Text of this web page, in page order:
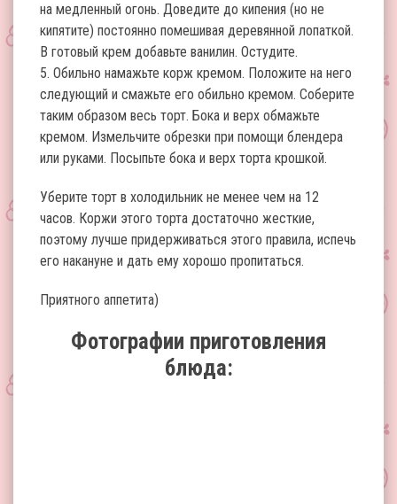
на медленный огонь. Доведите до кипения (но не
кипятите) постоянно помешивая деревянной лопаткой.
В готовый крем добавьте ванилин. Остудите.
5. Обильно намажьте корж кремом. Положите на него
следующий и смажьте его обильно кремом. Соберите
таким образом весь торт. Бока и верх обмажьте
кремом. Измельчите обрезки при помощи блендера
или руками. Посыпьте бока и верх торта крошкой.
Уберите торт в холодильник не менее чем на 12
часов. Коржи этого торта достаточно жесткие,
поэтому лучше придерживаться этого правила, испечь
его накануне и дать ему хорошо пропитаться.
Приятного аппетита)
Фотографии приготовления
блюда: